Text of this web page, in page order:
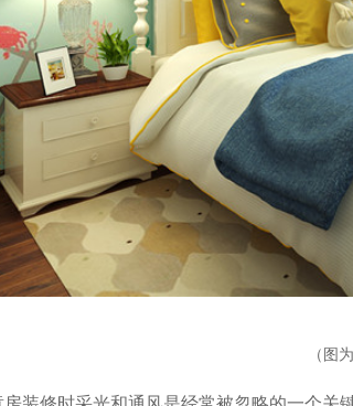
（图